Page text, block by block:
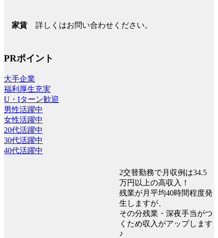
家賃 詳しくはお問い合わせください。
PRポイント
大手企業
福利厚生充実
U・Iターン歓迎
男性活躍中
女性活躍中
20代活躍中
30代活躍中
40代活躍中
2交替勤務で月収例は34.5
万円以上の高収入！
残業が月平均40時間程度発
生しますが、
その分残業・深夜手当がつ
くため収入がアップします
♪